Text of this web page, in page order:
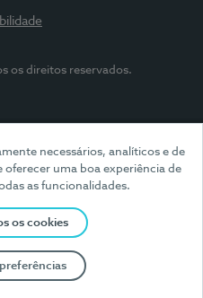
necessários, analíticos e de
uma boa experiência de
as funcionalidades.
os cookies
os direitos reservados.